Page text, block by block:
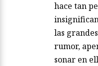
hace tan
las
rumor,
sonar en